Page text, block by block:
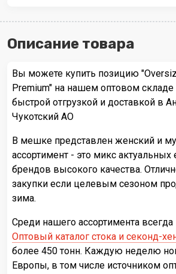
Описание товара
Вы можете купить позицию
Premium" на нашем оптовом
быстрой отгрузкой и доставкой в
Чукотский АО
В мешке представлен женский и
ассортимент - это микс актуальных
брендов высокого качества.
закупки если целевым сезоном
зима.
Среди нашего ассортимента всегда
Оптовый каталог стока и секонд-
более 450 тонн. Каждую неделю
Европы, в том числе источником